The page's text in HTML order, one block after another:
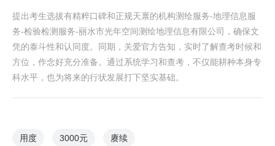
提出考生选拔有精粹口碑和正规天禀的机构测绘服务-地理信息服
务-检验检测服务-丽水市光年空间测绘地理信息有限公司，确保文
凭的泰斗性和认同度。同期，关爱官方告知，实时了解查考时候和
方位，作念好充分准备。通过系统学习和查考，不仅能耕种本身专
科水平，也为将来的行状发展打下坚实基础。
用度 3000元 赓续